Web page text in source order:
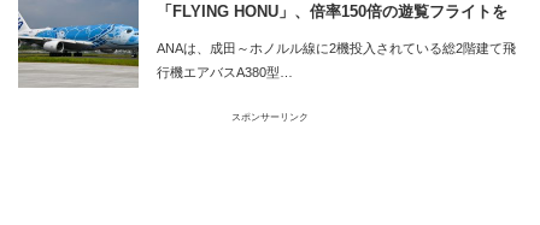
「FLYING HONU」、倍率150倍の遊覧フライトを
ANAは、成田～ホノルル線に2機投入されている総2階建て飛
行機エアバスA380型…
スポンサーリンク